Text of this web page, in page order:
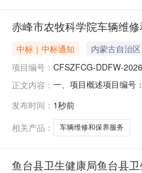
赤峰市农牧科学院车辆维
中标｜中标通知 内蒙古自治
项目编号： CFSZFCG-DDFW-
正文内容： 一、项目概述项目编号
购方式：电子卖场（定
发布时间： 1秒前
相关产品：
车辆维修和保养服务
鱼台县卫生健康局鱼台县